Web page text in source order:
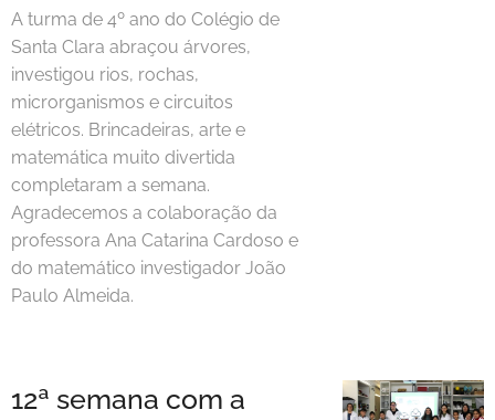
A turma de 4º ano do Colégio de
Santa Clara abraçou árvores,
investigou rios, rochas,
microrganismos e circuitos
elétricos. Brincadeiras, arte e
matemática muito divertida
completaram a semana.
Agradecemos a colaboração da
professora Ana Catarina Cardoso e
do matemático investigador João
Paulo Almeida.
12ª semana com a